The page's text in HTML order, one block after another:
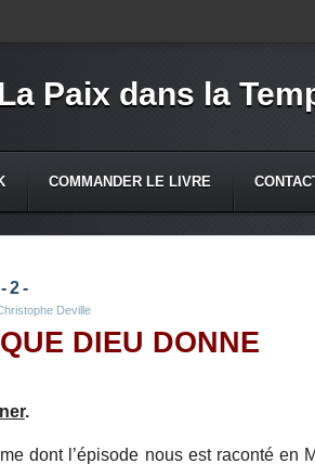
La Paix dans la
COMMANDER LE LIVRE
2 -
Deville
DIEU DONNE
.
dont l’épisode nous est raconté en